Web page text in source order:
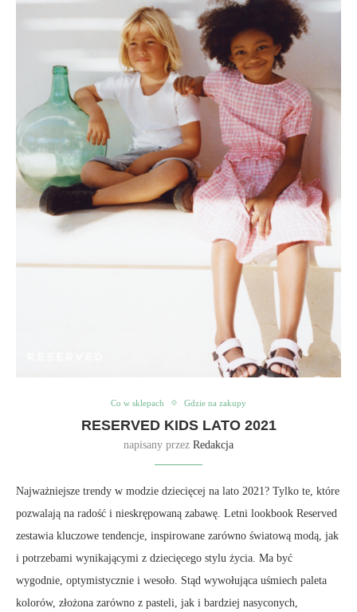
Co w sklepach Gdzie na zakupy
RESERVED KIDS LATO 2021
napisany przez Redakcja
Najważniejsze trendy w modzie dziecięcej na lato 2021? Tylko te, które
pozwalają na radość i nieskrępowaną zabawę. Letni lookbook Reserved
zestawia kluczowe tendencje, inspirowane zarówno światową modą, jak
i potrzebami wynikającymi z dziecięcego stylu życia. Ma być
wygodnie, optymistycznie i wesoło. Stąd wywołująca uśmiech paleta
kolorów, złożona zarówno z pasteli, jak i bardziej nasyconych,